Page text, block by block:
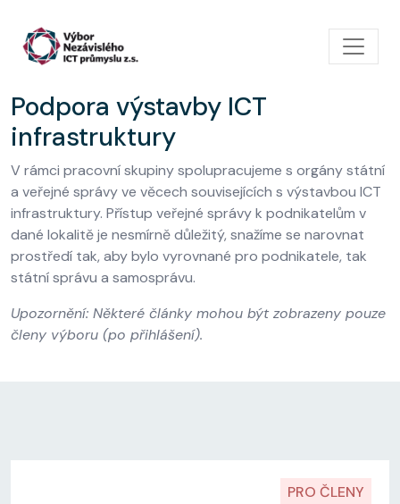
Podpora výstavby ICT
infrastruktury
V rámci pracovní skupiny spolupracujeme s orgány státní
a veřejné správy ve věcech souvisejících s výstavbou ICT
infrastruktury. Přístup veřejné správy k podnikatelům v
dané lokalitě je nesmírně důležitý, snažíme se narovnat
prostředí tak, aby bylo vyrovnané pro podnikatele, tak
státní správu a samosprávu.
Upozornění: Některé články mohou být zobrazeny pouze
členy výboru (po přihlášení).
PRO ČLENY